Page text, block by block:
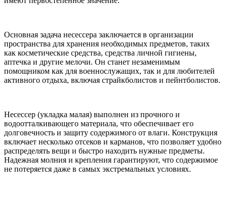
Основная задача несессера заключается в организации
пространства для хранения необходимых предметов, таких
как косметические средства, средства личной гигиены,
аптечка и другие мелочи. Он станет незаменимым
помощником как для военнослужащих, так и для любителей
активного отдыха, включая страйкболистов и пейнтболистов.
Несессер (укладка малая) выполнен из прочного и
водоотталкивающего материала, что обеспечивает его
долговечность и защиту содержимого от влаги. Конструкция
включает несколько отсеков и карманов, что позволяет удобно
распределять вещи и быстро находить нужные предметы.
Надежная молния и крепления гарантируют, что содержимое
не потеряется даже в самых экстремальных условиях.